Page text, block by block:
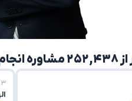
۳ ساعت پیش